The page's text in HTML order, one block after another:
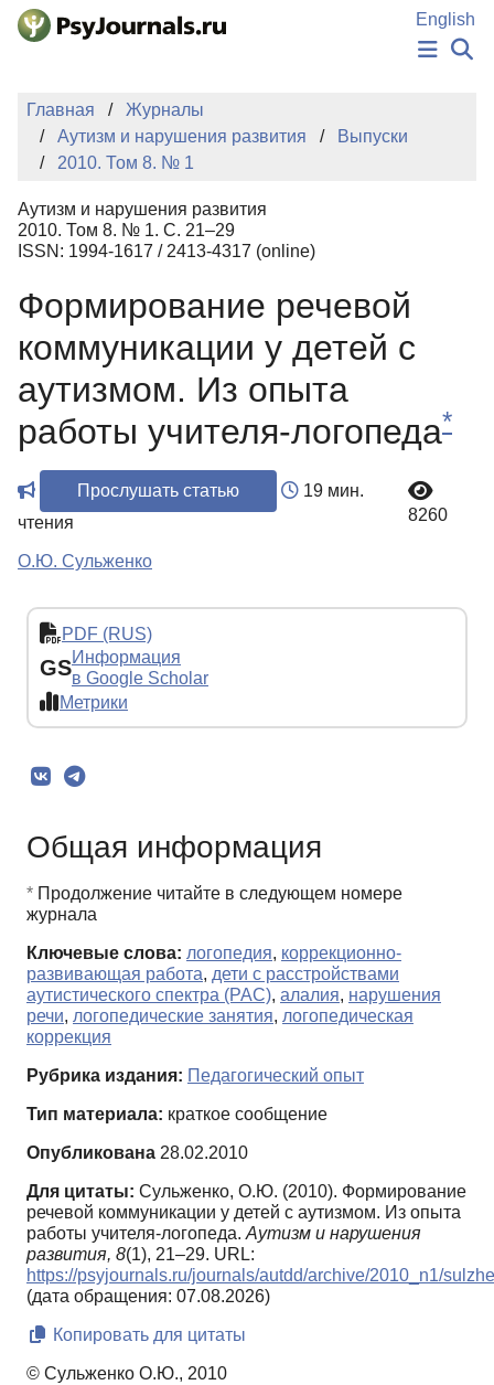
Перейти к основному содержанию
English
НОВОСТИ
АВТОРЫ
КЛЮЧЕВЫЕ СЛОВА
Регистрация
Главная
Журналы
Аутизм и нарушения развития
Выпуски
2010. Том 8. № 1
Аутизм и нарушения развития
2010. Том 8. № 1. С. 21–29
ISSN: 1994-1617 / 2413-4317 (online)
Формирование речевой
коммуникации у детей с
аутизмом. Из опыта
работы учителя-логопеда*
Прослушать статью
19 мин.
чтения
8260
О.Ю. Сульженко
PDF (RUS)
GSИнформация
в Google Scholar
Метрики
Общая информация
* Продолжение читайте в следующем номере
журнала
Ключевые слова: логопедия, коррекционно-
развивающая работа, дети с расстройствами
аутистического спектра (РАС), алалия, нарушения
речи, логопедические занятия, логопедическая
коррекция
Рубрика издания: Педагогический опыт
Тип материала: краткое сообщение
Опубликована 28.02.2010
Для цитаты: Сульженко, О.Ю. (2010). Формирование
речевой коммуникации у детей с аутизмом. Из опыта
работы учителя-логопеда. Аутизм и нарушения
развития, 8(1), 21–29. URL:
https://psyjournals.ru/journals/autdd/archive/2010_n1/
(дата обращения: 07.08.2026)
Копировать для цитаты
© Сульженко О.Ю., 2010